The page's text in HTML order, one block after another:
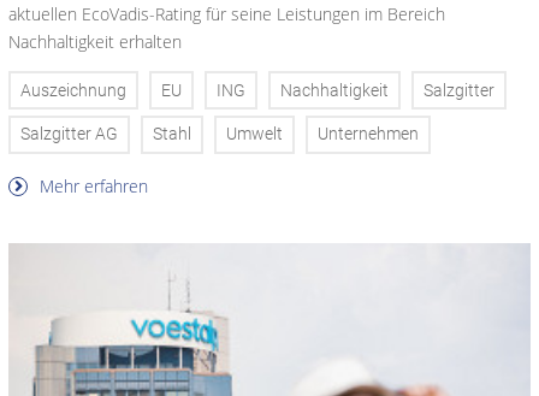
aktuellen EcoVadis-Rating für seine Leistungen im Bereich
Nachhaltigkeit erhalten
Auszeichnung EU ING Nachhaltigkeit Salzgitter
Salzgitter AG Stahl Umwelt Unternehmen
Mehr erfahren